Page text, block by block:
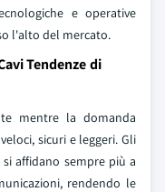
e operative
l'alto del mercato.
Tendenze di
mentre la domanda
sicuri e leggeri. Gli
affidano sempre più a
rendendo le